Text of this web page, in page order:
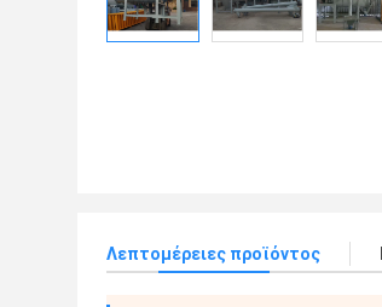
Λεπτομέρειες προϊόντος